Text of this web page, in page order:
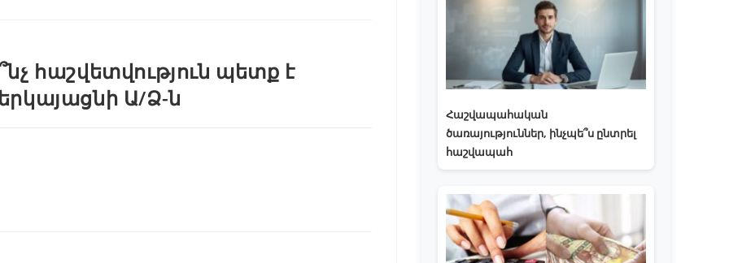
հաշվետվություն պետք է
Ա/Ձ-ն
Հաշվապահական
ծառայություններ, ինչպե՞ս ընտրել
հաշվապահ